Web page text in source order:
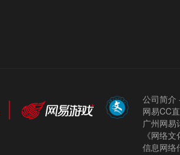
公司简介
网易CC
广州网
《网络
信息网络